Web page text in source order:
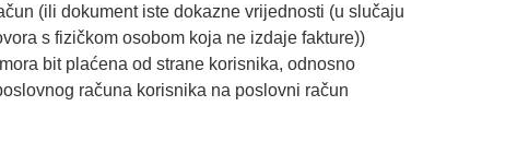
(ili dokument iste dokazne vrijednosti (u slučaju
s fizičkom osobom koja ne izdaje fakture))
bit plaćena od strane korisnika, odnosno
računa korisnika na poslovni račun